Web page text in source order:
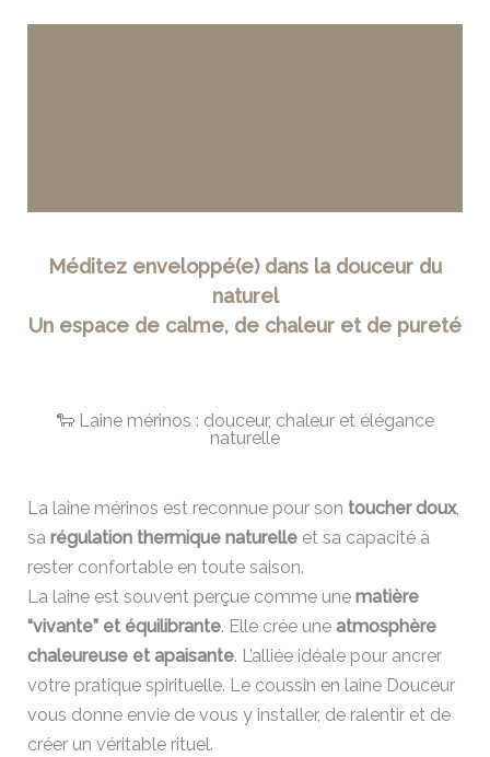
Méditez enveloppé(e) dans la douceur du
naturel
Un espace de calme, de chaleur et de pureté
🐑 Laine mérinos : douceur, chaleur et élégance
naturelle
La laine mérinos est reconnue pour son toucher doux,
sa régulation thermique naturelleet sa capacité à
rester confortable en toute saison.
La laine est souvent perçue comme une matière
“vivante” et équilibrante. Elle crée une atmosphère
chaleureuse et apaisante. L’alliée idéale pour ancrer
votre pratique spirituelle. Le coussin en laine Douceur
vous donne envie de vous y installer, de ralentir et de
créer un véritable rituel.